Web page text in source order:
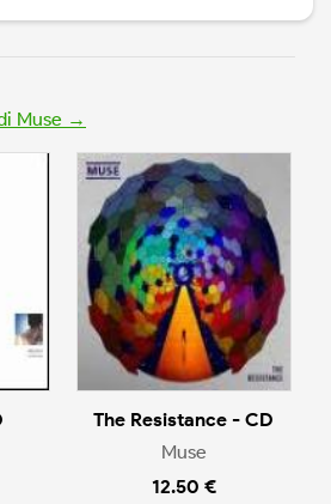
Muse →
The Resistance - CD
Muse
12.50 €